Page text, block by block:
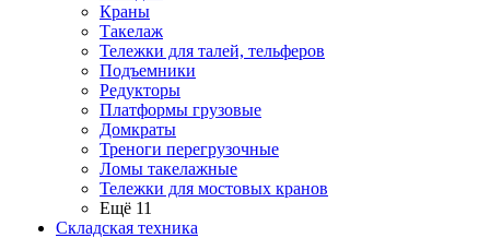
Краны
Такелаж
Тележки для талей, тельферов
Подъемники
Редукторы
Платформы грузовые
Домкраты
Треноги перегрузочные
Ломы такелажные
Тележки для мостовых кранов
Ещё 11
Складская техника